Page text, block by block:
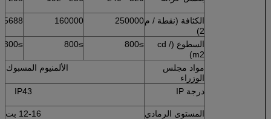
الكثافة (نقطة / م
2)
250000
160000
السطوع (cd /
m2)
≥800
≥800
≥800
مواد مجلس
الوزراء
الألمنيوم المسبوك
درجة IP IP43
المستوى الرمادي 12-16 بت